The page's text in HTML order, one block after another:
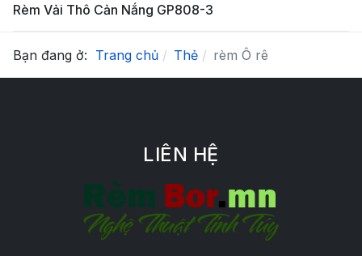
Rèm Vải Thô Cản Nắng GP808-3
Bạn đang ở: Trang chủ Thẻ rèm Ô rê
LIÊN HỆ